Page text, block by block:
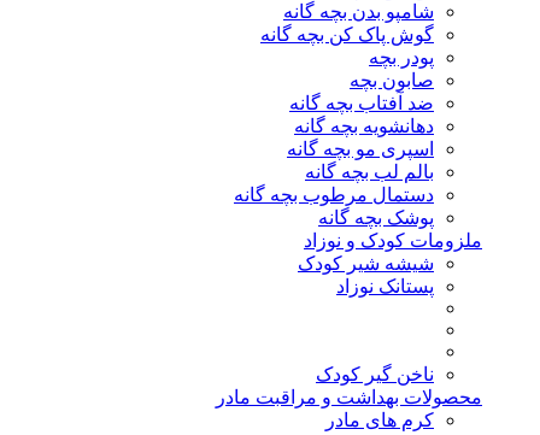
شامپو بدن بچه گانه
گوش پاک کن بچه گانه
پودر بچه
صابون بچه
ضد آفتاب بچه گانه
دهانشویه بچه گانه
اسپری مو بچه گانه
بالم لب بچه گانه
دستمال مرطوب بچه گانه
پوشک بچه گانه
ملزومات کودک و نوزاد
شیشه شیر کودک
پستانک نوزاد
ناخن گیر کودک
محصولات بهداشت و مراقبت مادر
کرم های مادر